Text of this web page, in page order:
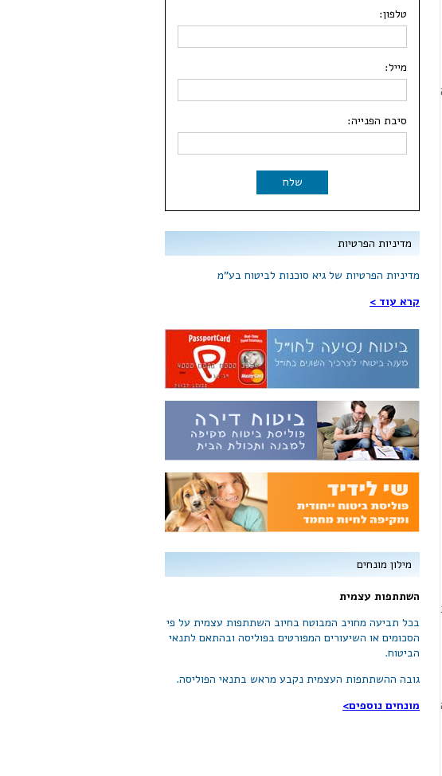
טלפון:
מייל:
סיבת הפנייה:
שלח
מדיניות הפרטיות
מדיניות הפרטיות של גיא סוכנות לביטוח בע"מ​
קרא עוד >
מילון מונחים
השתתפות עצמית
בכל תביעה מחויב המבוטח בחיוב השתתפות עצמית על פי
הסכומים או השיעורים המפורטים בפוליסה ובהתאם לתנאי
הביטוח.
גובה ההשתתפות העצמית נקבע מראש בתנאי הפוליסה.
מונחים נוספים>